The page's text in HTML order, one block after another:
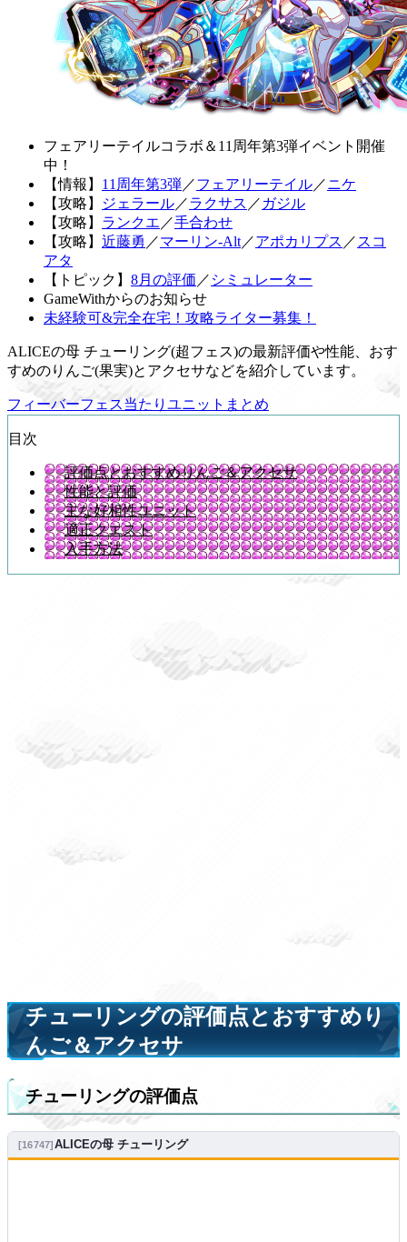
フェアリーテイルコラボ＆11周年第3弾イベント開催
中！
【情報】 11周年第3弾／フェアリーテイル／ニケ
【攻略】
ジェラール／ラクサス ／ ガジル
【攻略】 ランクエ ／手合わせ
【攻略】 近藤勇 ／マーリン-Alt／アポカリプス ／ スコ
アタ
【トピック】 8月の評価 ／ シミュレーター
GameWithからのお知らせ
未経験可&完全在宅！攻略ライター募集！
ALICEの母 チューリング(超フェス)の最新評価や性能、おす
すめのりんご(果実)とアクセサなどを紹介しています。
フィーバーフェス当たりユニットまとめ
目次
評価点とおすすめりんご＆アクセサ
性能と評価
主な好相性ユニット
適正クエスト
入手方法
チューリングの評価点とおすすめり
んご＆アクセサ
チューリングの評価点
16747 ALICEの母 チューリング